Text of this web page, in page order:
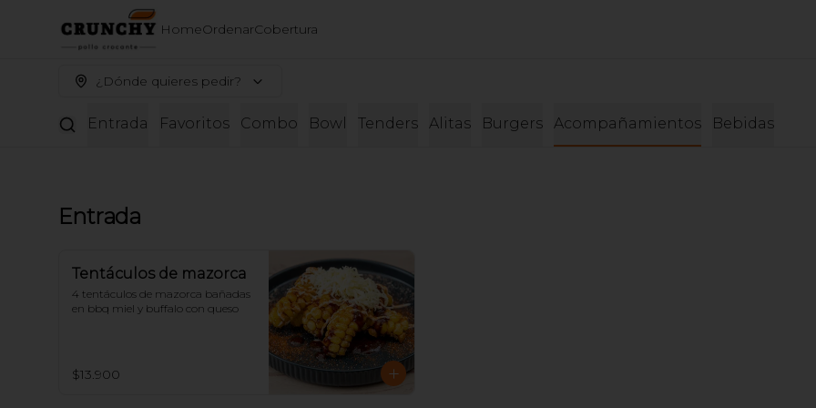
HomeOrdenarCobertura
¿Dónde quieres pedir?
Entrada Favoritos Combo Bowl Tenders Alitas Burgers Acompañamientos Bebidas
Entrada
Tentáculos de mazorca
4 tentáculos de mazorca bañadas
en bbq miel y buffalo con queso
$13.900